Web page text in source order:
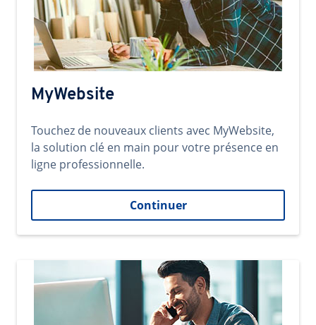
MyWebsite
Touchez de nouveaux clients avec MyWebsite,
la solution clé en main pour votre présence en
ligne professionnelle.
Continuer